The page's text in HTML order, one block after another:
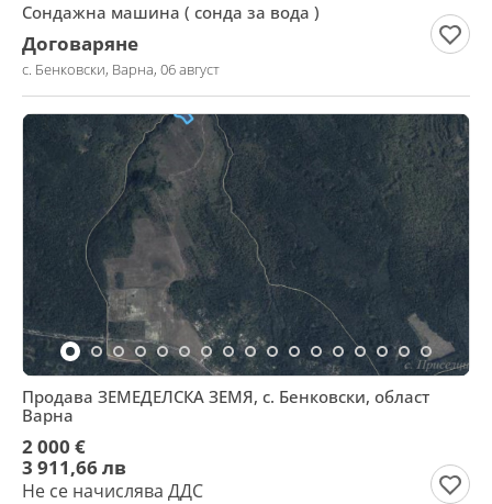
Сондажна машина ( сонда за вода )
Договаряне
с. Бенковски, Варна, 06 август
Продава ЗЕМЕДЕЛСКА ЗЕМЯ, с. Бенковски, област
Варна
2 000 €
3 911,66 лв
Не се начислява ДДС